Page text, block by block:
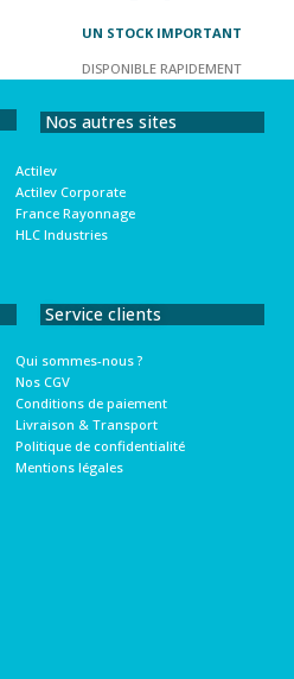
UN STOCK IMPORTANT
DISPONIBLE RAPIDEMENT
Nos autres sites
Actilev
Actilev Corporate
France Rayonnage
HLC Industries
Service clients
Qui sommes-nous ?
Nos CGV
Conditions de paiement
Livraison & Transport
Politique de confidentialité
Mentions légales